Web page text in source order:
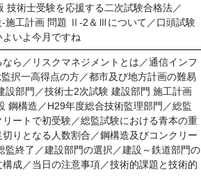
術士受験を応援する二次試験合格法／
-施工計画 問題 Ⅱ-2＆Ⅲについて／口頭試験
いよ今月ですね
ら／リスクマネジメントとは／通信インフ
択一高得点の方／都市及び地方計画の難易
部門／技術士2次試験 建設部門 施工計画
鋼構造／H29年度総合技術監理部門／総監
ートで初受験／総監試験における青本の重
りとなる人数割合／鋼構造及びコンクリー
監終了／建設部門の選択／建設～鉄道部門の
成／当日の注意事項／技術的課題と技術的